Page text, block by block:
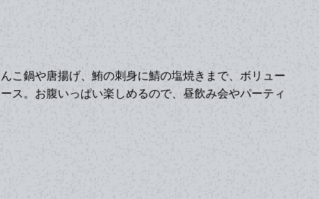
こ鍋や唐揚げ、鮪の刺身に鯖の塩焼きまで、ボリュー
ス。お腹いっぱい楽しめるので、昼飲み会やパーティ